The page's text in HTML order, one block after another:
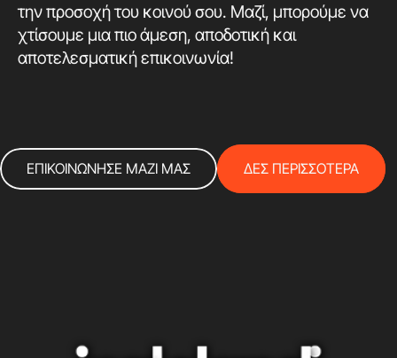
την προσοχή του κοινού σου. Μαζί, μπορούμε να
χτίσουμε μια πιο άμεση, αποδοτική και
αποτελεσματική επικοινωνία!
ΕΠΙΚΟΙΝΩΝΗΣΕ ΜΑΖΙ ΜΑΣ ΔΕΣ ΠΕΡΙΣΣΟΤΕΡΑ